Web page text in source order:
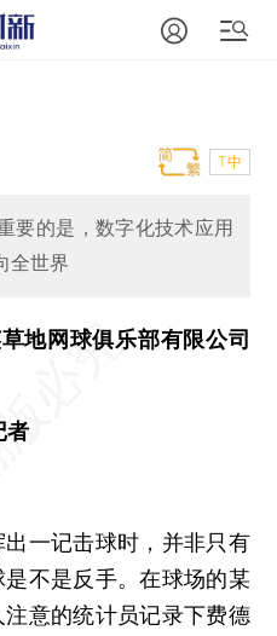
T中
要的是，数字化技术应用
全世界
地网球俱乐部有限公司
者
一记击球时，并非只有
不是反手。在球场的某
意的统计员记录下费德